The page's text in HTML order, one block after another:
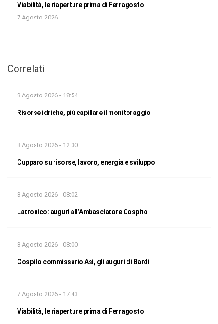
Viabilità, le riaperture prima di Ferragosto
7 Agosto 2026
Correlati
8 Agosto 2026 - 18:54
Risorse idriche, più capillare il monitoraggio
8 Agosto 2026 - 12:30
Cupparo su risorse, lavoro, energia e sviluppo
8 Agosto 2026 - 08:02
Latronico: auguri all’Ambasciatore Cospito
8 Agosto 2026 - 08:00
Cospito commissario Asi, gli auguri di Bardi
7 Agosto 2026 - 17:43
Viabilità, le riaperture prima di Ferragosto